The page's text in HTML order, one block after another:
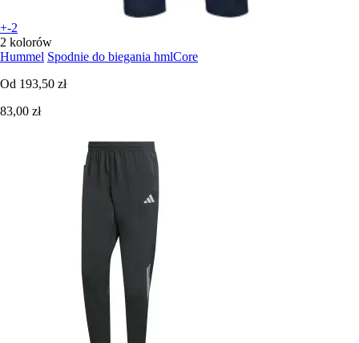
+-2
2 kolorów
Hummel Spodnie do biegania hmlCore
Od 193,50 zł
83,00 zł